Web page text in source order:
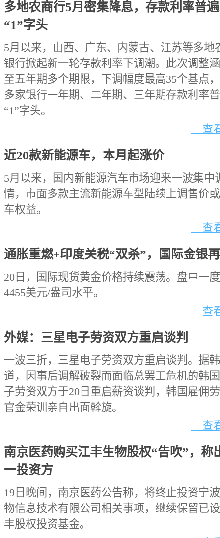
多地农商行5月密集降息，存款利率普
“1”字头
5月以来，山西、广东、内蒙古、江苏等多地
银行掀起新一轮存款利率下调潮。此次调整
至五年期多个期限，下调幅度最高35个基点
多家银行一年期、二年期、三年期存款利率
“1”字头。
查
近20款新能源车，本月起涨价
5月以来，国内新能源汽车市场迎来一波集中
情，市面多款主流新能源车型陆续上调售价
车权益。
查
通胀重燃+印度关税“双杀”，国际金银
20日，国际现货黄金价格持续震荡。盘中一
4455美元/盎司水平。
查
外媒：三星电子劳资双方重启谈判
一波三折，三星电子劳资双方重启谈判。据
道，因事后调解破裂而面临总罢工危机的韩
子劳资双方于20日重启薪资谈判，韩国雇佣
官金荣训亲自出面斡旋。
查
南京医药购买江丰生物股权“告吹”，称
一投资方
19日晚间，南京医药公告称，将终止投资宁
物信息技术有限公司相关事项，继续保留已
丰股权投资基金。